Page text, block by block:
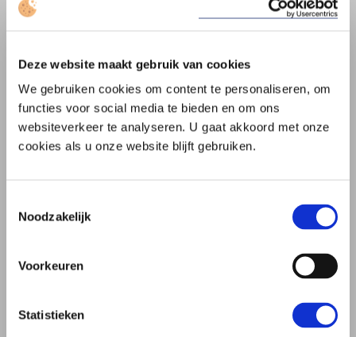
Deze website maakt gebruik van cookies
We gebruiken cookies om content te personaliseren, om
functies voor social media te bieden en om ons
websiteverkeer te analyseren. U gaat akkoord met onze
cookies als u onze website blijft gebruiken.
Noodzakelijk
Voorkeuren
Statistieken
informatie
nuttig
Bij overlijden
Direct regelen
Zuiver aanvaarden